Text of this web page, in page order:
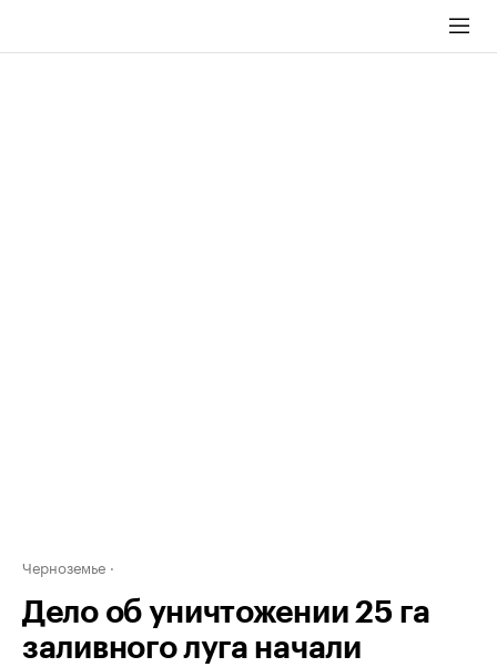
Черноземье
Дело об уничтожении 25 га
заливного луга начали